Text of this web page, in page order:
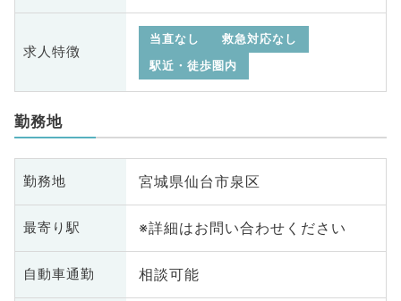
求人特徴
当直なし
救急対応なし
駅近・徒歩圏内
勤務地
勤務地 宮城県仙台市泉区
最寄り駅 ※詳細はお問い合わせください
自動車通勤 相談可能